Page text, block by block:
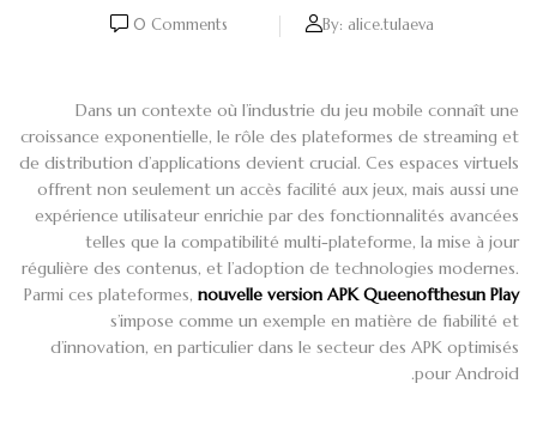
By: alice.tulaeva
0 Comments
Dans un contexte où l’industrie du jeu mobile connaît une
croissance exponentielle, le rôle des plateformes de streaming et
de distribution d’applications devient crucial. Ces espaces virtuels
offrent non seulement un accès facilité aux jeux, mais aussi une
expérience utilisateur enrichie par des fonctionnalités avancées
telles que la compatibilité multi-plateforme, la mise à jour
régulière des contenus, et l’adoption de technologies modernes.
Parmi ces plateformes, nouvelle version APK Queenofthesun Play
s’impose comme un exemple en matière de fiabilité et
d’innovation, en particulier dans le secteur des APK optimisés
pour Android.